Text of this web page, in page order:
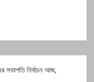
সভাপতি নির্বাচন আজ,